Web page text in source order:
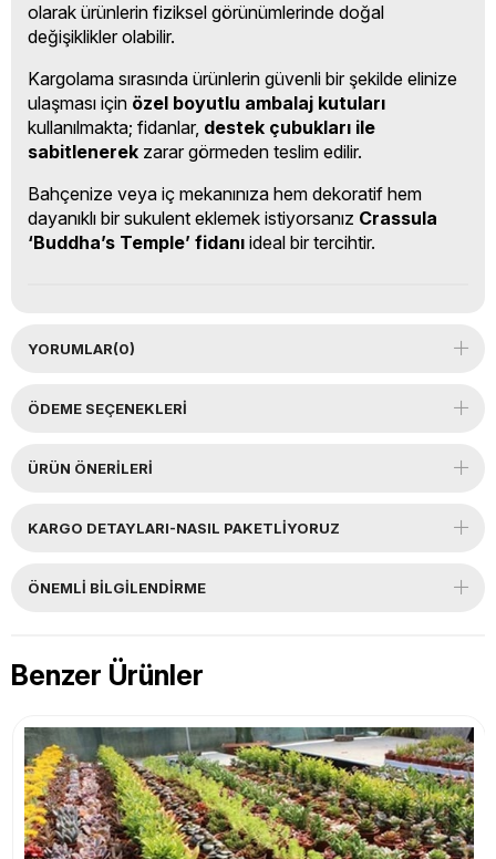
olarak ürünlerin fiziksel görünümlerinde doğal
değişiklikler olabilir.
Kargolama sırasında ürünlerin güvenli bir şekilde elinize
ulaşması için özel boyutlu ambalaj kutuları
kullanılmakta; fidanlar, destek çubukları ile
sabitlenerek zarar görmeden teslim edilir.
Bahçenize veya iç mekanınıza hem dekoratif hem
dayanıklı bir sukulent eklemek istiyorsanız Crassula
‘Buddha’s Temple’ fidanı ideal bir tercihtir.
YORUMLAR(0)
ÖDEME SEÇENEKLERI
ÜRÜN ÖNERILERI
KARGO DETAYLARI-NASIL PAKETLİYORUZ
ÖNEMLI BILGILENDIRME
Benzer Ürünler